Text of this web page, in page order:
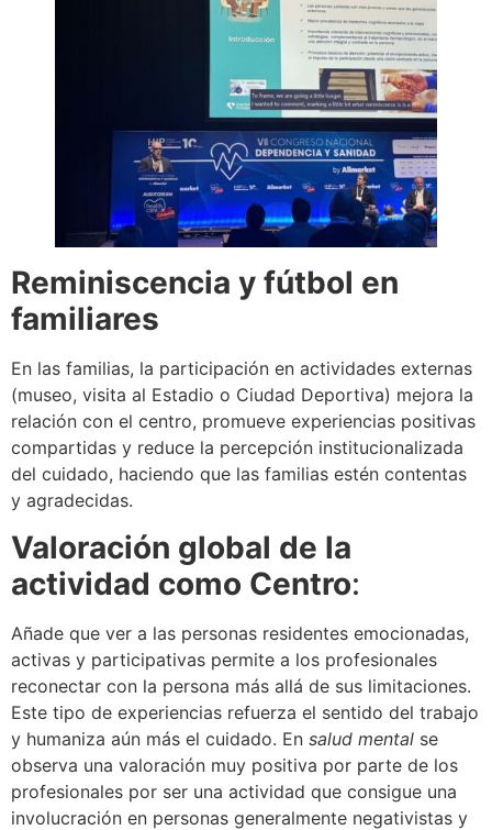
Reminiscencia y fútbol en
familiares
En las familias, la participación en actividades externas
(museo, visita al Estadio o Ciudad Deportiva) mejora la
relación con el centro, promueve experiencias positivas
compartidas y reduce la percepción institucionalizada
del cuidado, haciendo que las familias estén contentas
y agradecidas.
Valoración global de la
actividad como Centro:
Añade que ver a las personas residentes emocionadas,
activas y participativas permite a los profesionales
reconectar con la persona más allá de sus limitaciones.
Este tipo de experiencias refuerza el sentido del trabajo
y humaniza aún más el cuidado. En salud mental se
observa una valoración muy positiva por parte de los
profesionales por ser una actividad que consigue una
involucración en personas generalmente negativistas y